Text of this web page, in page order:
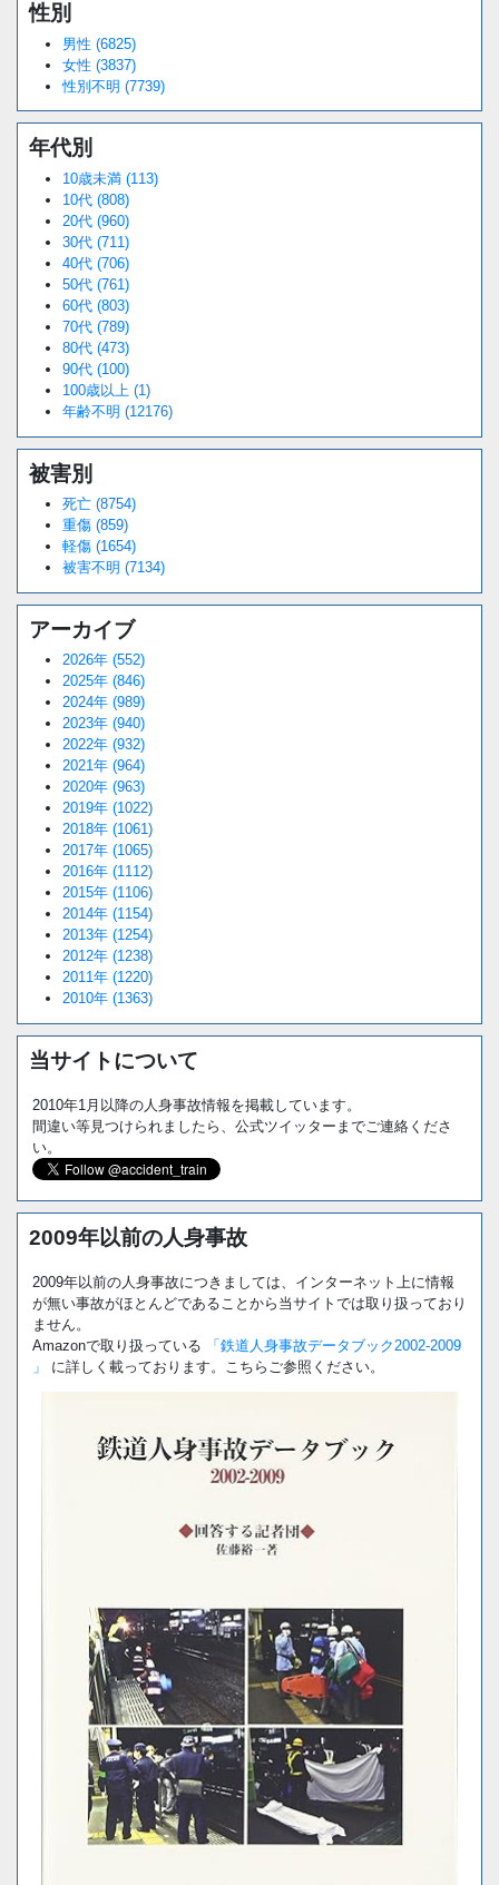
Unmute
性別
男性 (6825)
女性 (3837)
性別不明 (7739)
年代別
10歳未満 (113)
10代 (808)
20代 (960)
30代 (711)
40代 (706)
50代 (761)
60代 (803)
70代 (789)
80代 (473)
90代 (100)
100歳以上 (1)
年齢不明 (12176)
被害別
死亡 (8754)
重傷 (859)
軽傷 (1654)
被害不明 (7134)
アーカイブ
2026年 (552)
2025年 (846)
2024年 (989)
2023年 (940)
2022年 (932)
2021年 (964)
2020年 (963)
2019年 (1022)
2018年 (1061)
2017年 (1065)
2016年 (1112)
2015年 (1106)
2014年 (1154)
2013年 (1254)
2012年 (1238)
2011年 (1220)
2010年 (1363)
当サイトについて
2010年1月以降の人身事故情報を掲載しています。
間違い等見つけられましたら、公式ツイッターまでご連絡くださ
い。
2009年以前の人身事故
2009年以前の人身事故につきましては、インターネット上に情報
が無い事故がほとんどであることから当サイトでは取り扱っており
ません。
Amazonで取り扱っている
「鉄道人身事故データブック2002-2009
」
に詳しく載っております。こちらご参照ください。